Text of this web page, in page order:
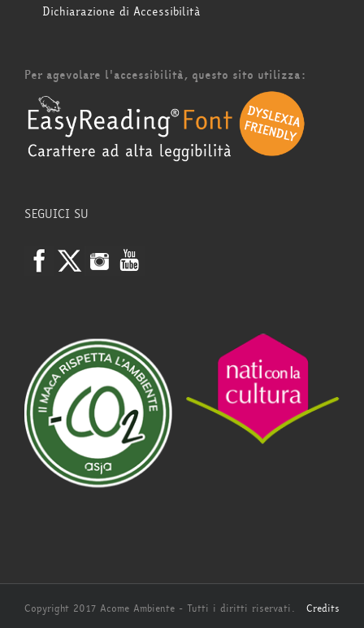
Dichiarazione di Accessibilità
Per agevolare l'accessibilità, questo sito utilizza:
SEGUICI SU
Copyright 2017 Acome Ambiente - Tutti i diritti riservati. Credits